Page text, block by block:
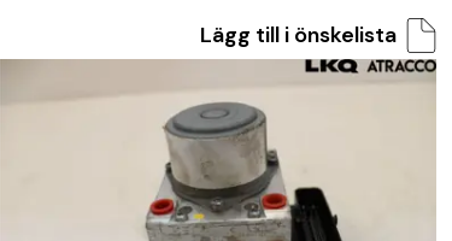
Lägg till i önskelista